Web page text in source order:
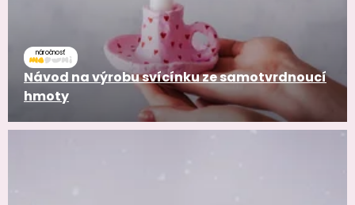
náročnosť
Návod na výrobu svícínku ze samotvrdnoucí
hmoty